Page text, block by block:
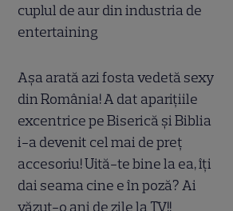
cuplul de aur din industria de
entertaining
Așa arată azi fosta vedetă sexy
din România! A dat aparițiile
excentrice pe Biserică și Biblia
i-a devenit cel mai de preț
accesoriu! Uită-te bine la ea, îți
dai seama cine e în poză? Ai
văzut-o ani de zile la TV!!